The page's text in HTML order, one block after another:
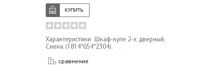
Характеристики: Шкаф-купе 2-х дверный,
Сиена (1814*654*2304). ..
сравнение